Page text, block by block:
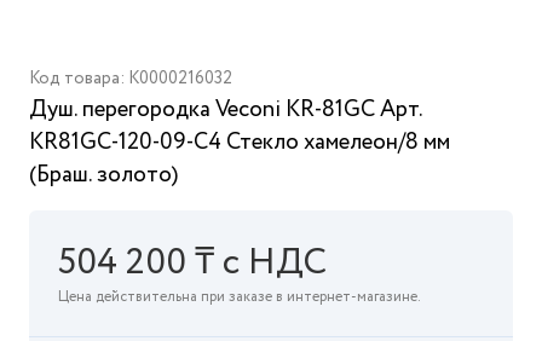
Код товара: K0000216032
Душ. перегородка Veconi KR-81GC Арт.
KR81GC-120-09-C4 Стекло хамелеон/8 мм
(Браш. золото)
504 200 ₸ с НДС
Цена действительна при заказе в интернет-магазине.